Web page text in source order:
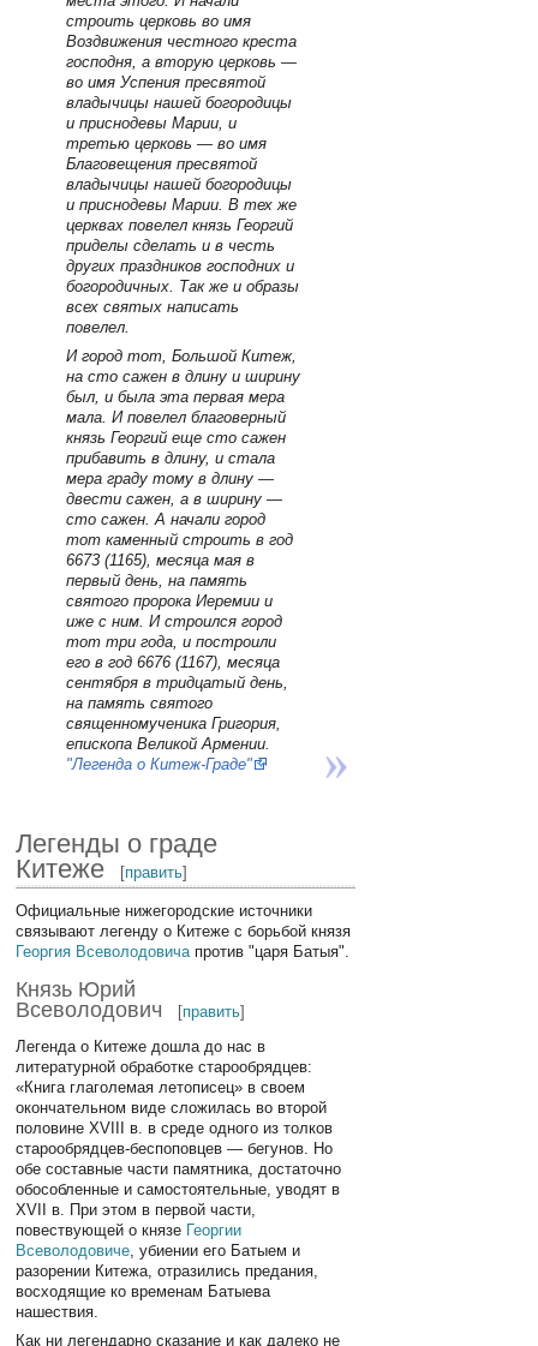
строить церковь во имя
Воздвижения честного креста
господня, а вторую церковь —
во имя Успения пресвятой
владычицы нашей богородицы
и приснодевы Марии, и
третью церковь — во имя
Благовещения пресвятой
владычицы нашей богородицы
и приснодевы Марии. В тех же
церквах повелел князь Георгий
приделы сделать и в честь
других праздников господних и
богородичных. Так же и образы
всех святых написать
повелел.
И город тот, Большой Китеж,
на сто сажен в длину и ширину
был, и была эта первая мера
мала. И повелел благоверный
князь Георгий еще сто сажен
прибавить в длину, и стала
мера граду тому в длину —
двести сажен, а в ширину —
сто сажен. А начали город
тот каменный строить в год
6673 (1165), месяца мая в
первый день, на память
святого пророка Иеремии и
иже с ним. И строился город
тот три года, и построили
его в год 6676 (1167), месяца
сентября в тридцатый день,
на память святого
священномученика Григория,
епископа Великой Армении.
"Легенда о Китеж-Граде"
Легенды о граде
Китеже
[править]
Официальные нижегородские источники
связывают легенду о Китеже с борьбой князя
Георгия Всеволодовича против "царя Батыя".
Князь Юрий
Всеволодович
[править]
Легенда о Китеже дошла до нас в
литературной обработке старообрядцев:
«Книга глаголемая летописец» в своем
окончательном виде сложилась во второй
половине XVIII в. в среде одного из толков
старообрядцев-беспоповцев — бегунов. Но
обе составные части памятника, достаточно
обособленные и самостоятельные, уводят в
XVII в. При этом в первой части,
повествующей о князе Георгии
Всеволодовиче, убиении его Батыем и
разорении Китежа, отразились предания,
восходящие ко временам Батыева
нашествия.
Как ни легендарно сказание и как далеко не